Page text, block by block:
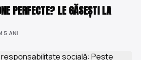
PERFECTE? LE GĂSEȘTI LA
5 ANI